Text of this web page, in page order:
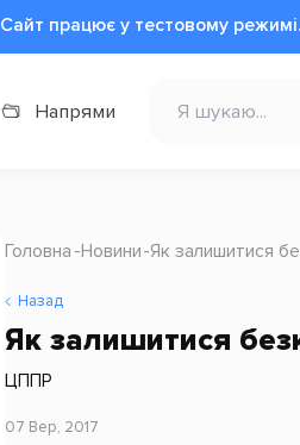
Сайт працює у тестовому режимі.
Напрями
Головна Новини Як залишитися
Назад
Як залишитися
ЦППР
07 Вер, 2017